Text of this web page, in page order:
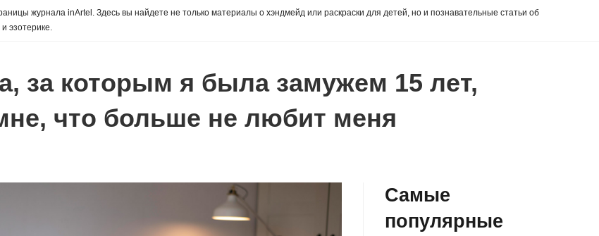
журнала inArtel. Здесь вы найдете не только материалы о хэндмейд или раскраски для детей, но и познавательные статьи об
эзотерике.
за которым я была замужем 15 лет,
что больше не любит меня
Самые
популярные